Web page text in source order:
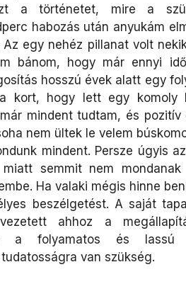
a történetet, mire a
habozás után anyukám
egy nehéz pillanat volt
bánom, hogy már ennyi
hosszú évek alatt egy
kort, hogy lett egy komoly
mindent tudtam, és pozitív
nem ültek le velem
mindent. Persze úgyis
semmit nem mondanak
Ha valaki mégis hinne
beszélgetést. A saját
ahhoz a
a folyamatos és lassú
van szükség.